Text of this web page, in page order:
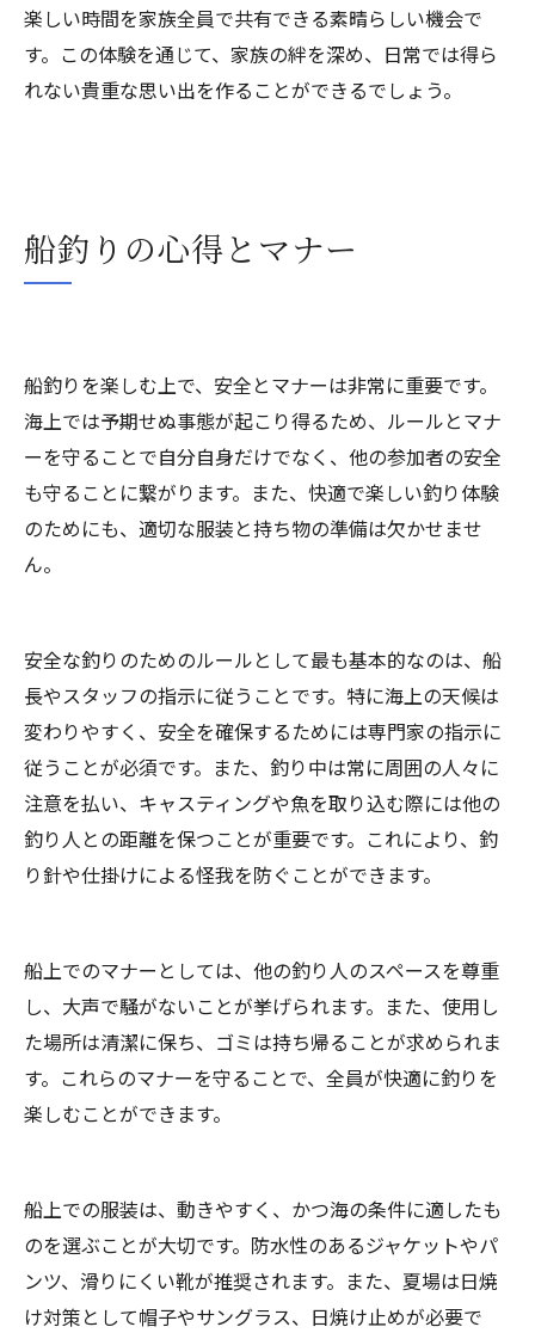
楽しい時間を家族全員で共有できる素晴らしい機会で
す。この体験を通じて、家族の絆を深め、日常では得ら
れない貴重な思い出を作ることができるでしょう。
船釣りの心得とマナー
船釣りを楽しむ上で、安全とマナーは非常に重要です。
海上では予期せぬ事態が起こり得るため、ルールとマナ
ーを守ることで自分自身だけでなく、他の参加者の安全
も守ることに繋がります。また、快適で楽しい釣り体験
のためにも、適切な服装と持ち物の準備は欠かせませ
ん。
安全な釣りのためのルールとして最も基本的なのは、船
長やスタッフの指示に従うことです。特に海上の天候は
変わりやすく、安全を確保するためには専門家の指示に
従うことが必須です。また、釣り中は常に周囲の人々に
注意を払い、キャスティングや魚を取り込む際には他の
釣り人との距離を保つことが重要です。これにより、釣
り針や仕掛けによる怪我を防ぐことができます。
船上でのマナーとしては、他の釣り人のスペースを尊重
し、大声で騒がないことが挙げられます。また、使用し
た場所は清潔に保ち、ゴミは持ち帰ることが求められま
す。これらのマナーを守ることで、全員が快適に釣りを
楽しむことができます。
船上での服装は、動きやすく、かつ海の条件に適したも
のを選ぶことが大切です。防水性のあるジャケットやパ
ンツ、滑りにくい靴が推奨されます。また、夏場は日焼
け対策として帽子やサングラス、日焼け止めが必要で